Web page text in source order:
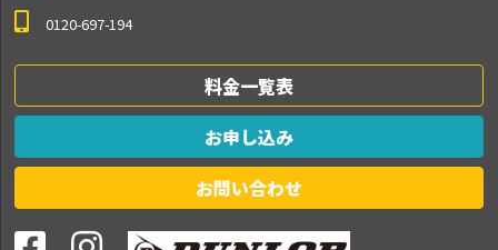
0120-697-194
料金一覧表
お申し込み
お問い合わせ